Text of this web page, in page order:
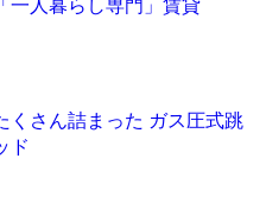
一人暮らし専門」賃貸
くさん詰まった ガス圧式跳
ド